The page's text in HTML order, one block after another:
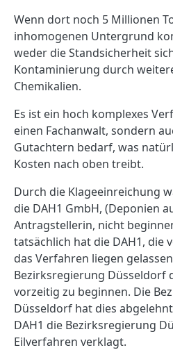
Wenn dort noch 5 Millionen
inhomogenen Untergrund
weder die Standsicherheit
Kontaminierung durch
Chemikalien.
Es ist ein hoch komplexes
einen Fachanwalt, sondern
Gutachtern bedarf, was
Kosten nach oben treibt.
Durch die Klageeinreichung
die DAH1 GmbH, (Deponien
Antragstellerin, nicht
tatsächlich hat die DAH1, die
das Verfahren liegen
Bezirksregierung Düsseldorf
vorzeitig zu beginnen. Die
Düsseldorf hat dies
DAH1 die Bezirksregierung
Eilverfahren verklagt.